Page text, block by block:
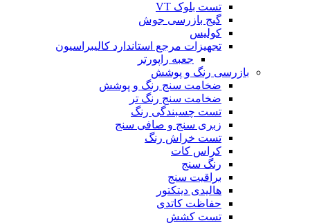
تست بلوک VT
گیج بازرسی جوش
کولیس
تجهیزات مرجع استاندارد کالیبراسیون
جعبه راپورتر
بازرسی رنگ و پوشش
ضخامت سنج رنگ و پوشش
ضخامت سنج رنگ تر
تست چسبندگی رنگ
زبری سنج و صافی سنج
تست خراش رنگ
کراس کات
رنگ سنج
براقیت سنج
هالیدی دیتکتور
حفاظت کاتدی
تست کشش